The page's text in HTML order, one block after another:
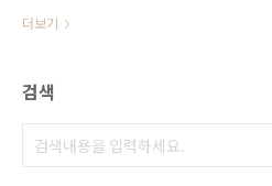
더보기
검색